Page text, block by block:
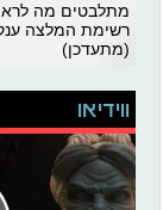
מתלבטים מה
רשימת המלצה
(מתעדכן)
ווידיאו